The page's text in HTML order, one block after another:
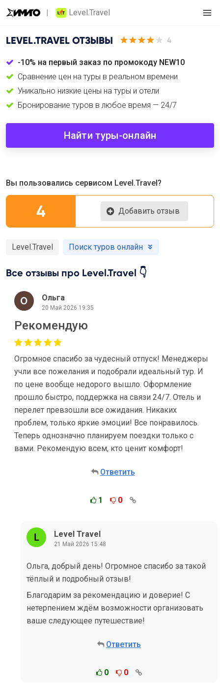
Level.Travel
LEVEL.TRAVEL ОТЗЫВЫ 4
-10% на первый заказ по промокоду NEW10
Сравнение цен на туры в реальном времени
Уникально низкие цены на туры и отели
Бронирование туров в любое время — 24/7
Найти туры-онлайн
Вы пользовались сервисом Level.Travel?
4 Добавить отзыв
Level.Travel Поиск туров онлайн
Все отзывы про Level.Travel 👇
Ольга
20 Май 2026 19:35
Рекомендую
Огромное спасибо за чудесный отпуск! Менеджеры
учли все пожелания и подобрали идеальный тур. И
по цене вообще недорого вышло. Оформление
прошло быстро, поддержка на связи 24/7. Отель и
перелет превзошли все ожидания. Никаких
проблем, только яркие эмоции! Все понравилось.
Теперь однозначно планируем поездки только с
вами. Рекомендую всем, кто ценит комфорт!
Ответить
1 0
Level Travel
21 Май 2026 15:48
Ольга, добрый день! Огромное спасибо за такой
тёплый и подробный отзыв!
Благодарим за рекомендацию и доверие! С
нетерпением ждём возможности организовать
ваше следующее путешествие!
Ответить
0 0